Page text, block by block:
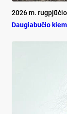
2026 m.
Dau­gia­bu­čio